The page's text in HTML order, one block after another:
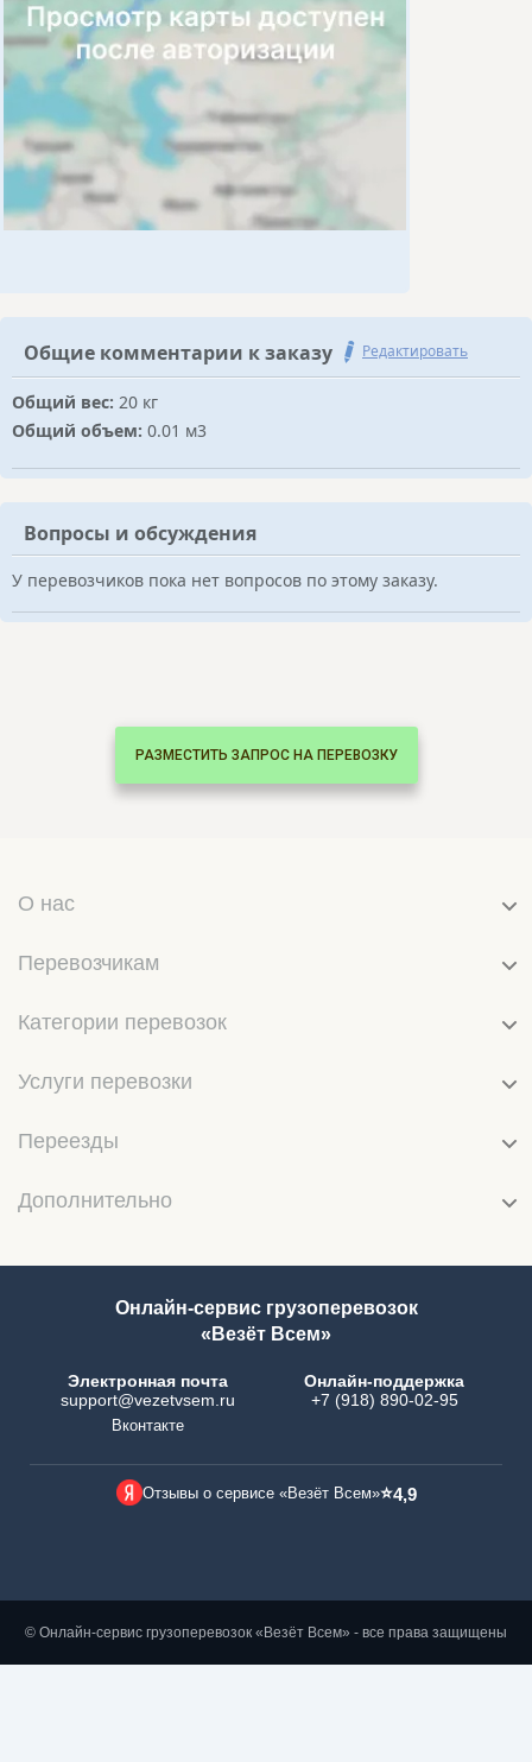
Общие комментарии к заказу Редактировать
Общий вес: 20 кг
Общий объем: 0.01 м3
Вопросы и обсуждения
У перевозчиков пока нет вопросов по этому заказу.
РАЗМЕСТИТЬ ЗАПРОС НА ПЕРЕВОЗКУ
О нас
Перевозчикам
Категории перевозок
Услуги перевозки
Переезды
Дополнительно
Онлайн-сервис грузоперевозок
«Везёт Всем»
Электронная почта
support@vezetvsem.ru
Вконтакте
Онлайн-поддержка
+7 (918) 890-02-95
Отзывы о сервисе «Везёт Всем»⭐4,9
© Онлайн-сервис грузоперевозок «Везёт Всем» - все права защищены